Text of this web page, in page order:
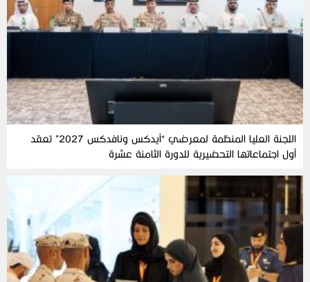
اللجنة العليا المنظمة لمعرضي “آيدكس ونافدكس 2027” تعقد
أول اجتماعاتها التحضيرية للدورة الثامنة عشرة